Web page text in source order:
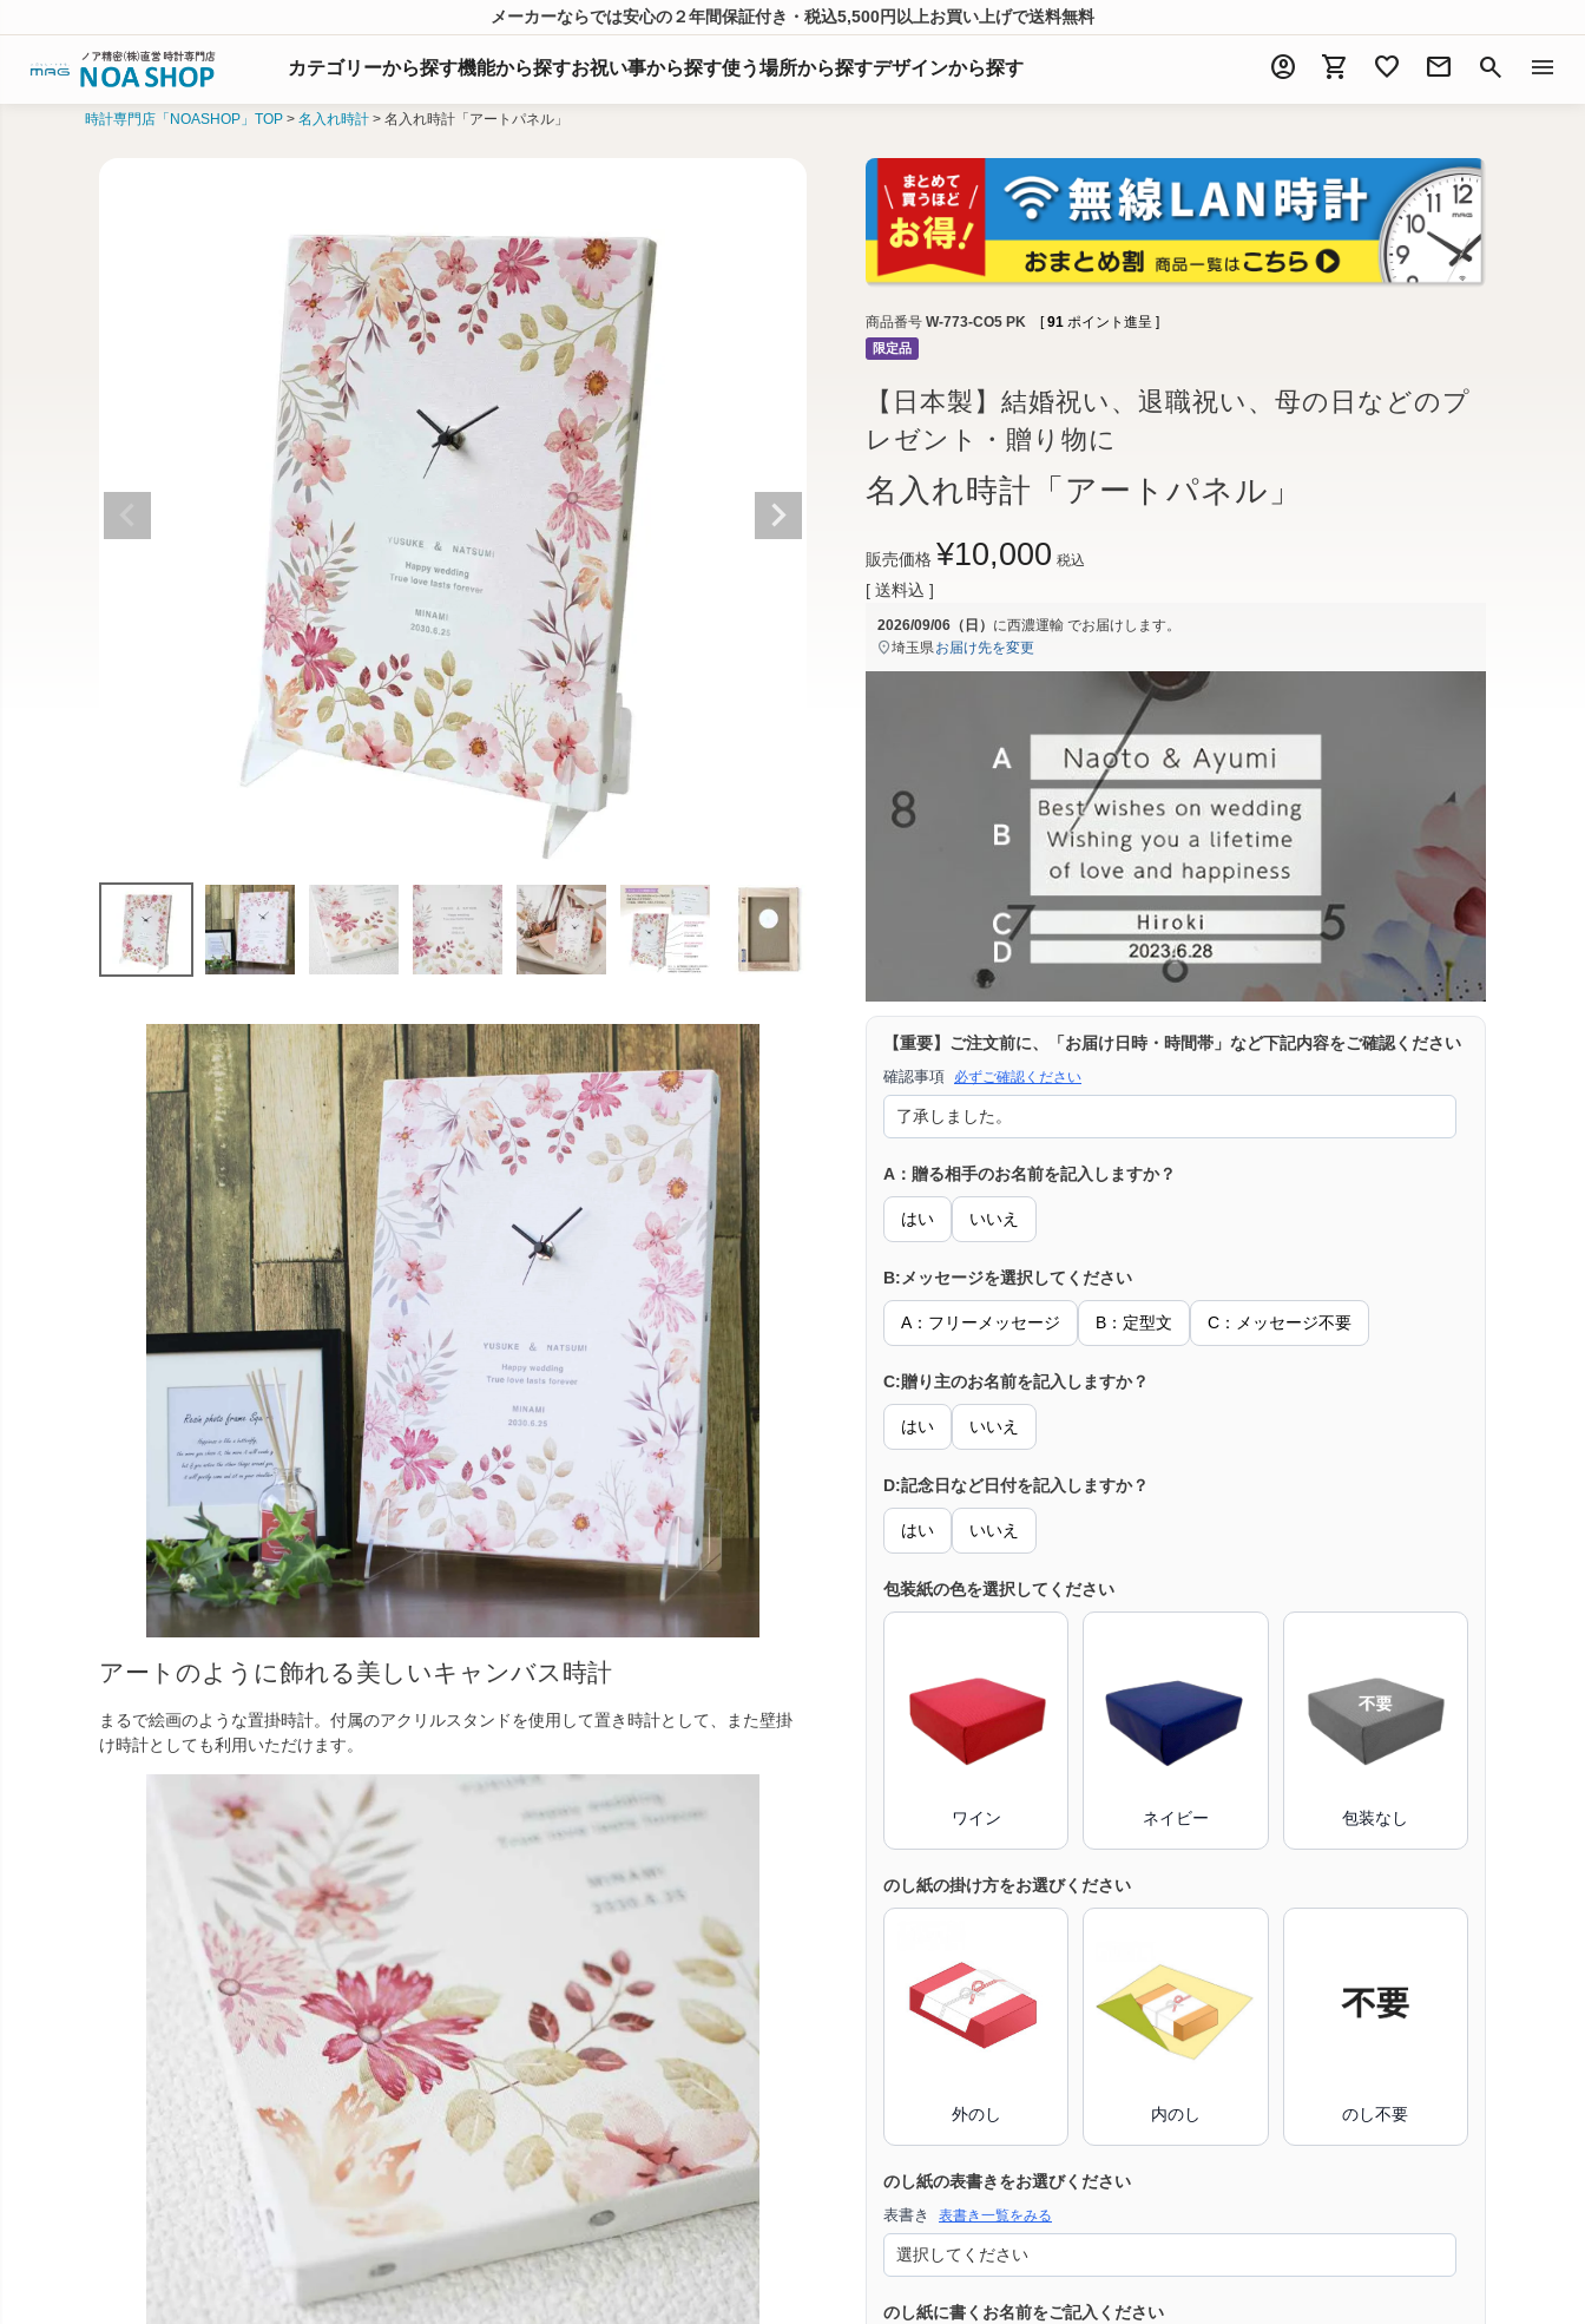
メーカーならでは安心の２年間保証付き・税込5,500円以上お買い上げで送料無料
カテゴリーから探す機能から探すお祝い事から探す使う場所から探すデザインから探す account_circle shopping_cart favorite mail search menu
時計専門店「NOASHOP」TOP 名入れ時計 名入れ時計「アートパネル」
アートのように飾れる美しいキャンバス時計
まるで絵画のような置掛時計。付属のアクリルスタンドを使用して置き時計として、また壁掛
け時計としても利用いただけます。
商品番号 W-773-CO5 PK [ 91 ポイント進呈 ]
限定品
【日本製】結婚祝い、退職祝い、母の日などのプ
レゼント・贈り物に
名入れ時計「アートパネル」
販売価格 ¥10,000 税込
送料込
2026/09/06（日） に西濃運輸 でお届けします。
埼玉県お届け先を変更
【重要】ご注文前に、「お届け日時・時間帯」など下記内容をご確認ください
確認事項 必ずご確認ください
A：贈る相手のお名前を記入しますか？
はい いいえ
B:メッセージを選択してください
A：フリーメッセージ B：定型文 C：メッセージ不要
C:贈り主のお名前を記入しますか？
はい いいえ
D:記念日など日付を記入しますか？
はい いいえ
包装紙の色を選択してください
ワイン ネイビー 包装なし
のし紙の掛け方をお選びください
外のし 内のし のし不要
のし紙の表書きをお選びください
表書き 表書き一覧をみる
のし紙に書くお名前をご記入ください